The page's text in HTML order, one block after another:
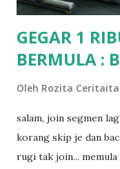
GEGAR 1
BERMULA :
Oleh Rozita Ceritaita
salam, join segmen
korang skip je dan
rugi tak join...